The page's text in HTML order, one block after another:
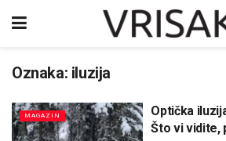
Oznaka: iluzija
MAGAZIN
Optička
Što vi vidite,